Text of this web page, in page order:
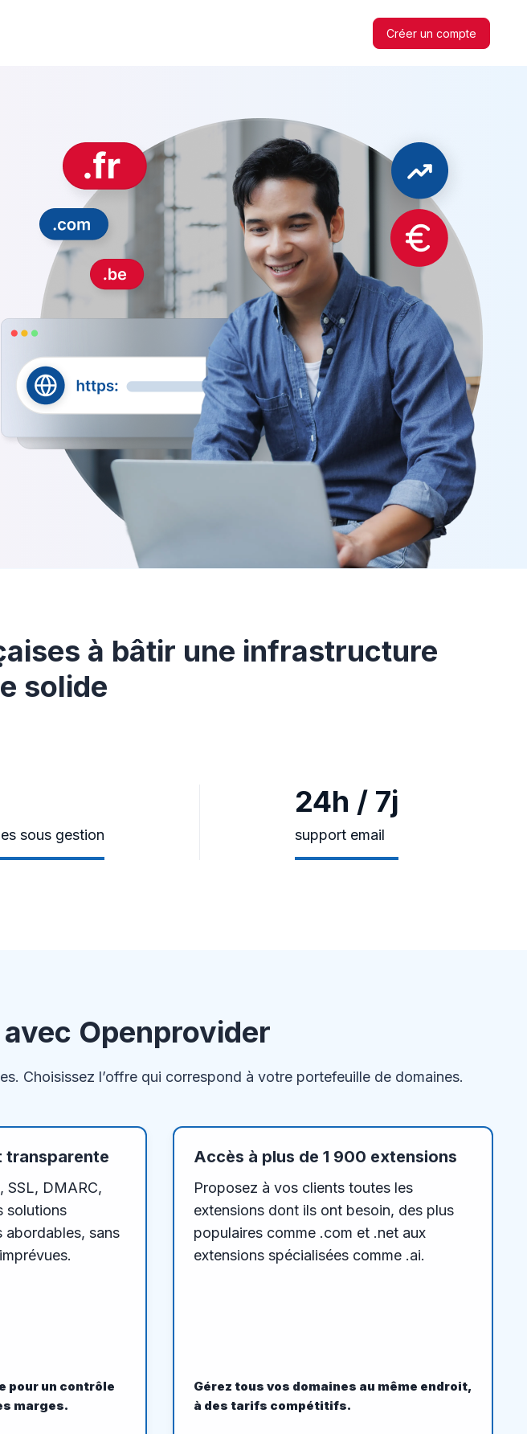
Créer un compte
à bâtir une infrastructure
solide
sous gestion
24h / 7j
support email
Openprovider
Choisissez l’offre qui correspond à votre portefeuille de domaines.
transparente
SSL, DMARC,
solutions
abordables, sans
pour un contrôle
marges.
Accès à plus de 1 900 extensions
Proposez à vos clients toutes les
extensions dont ils ont besoin, des plus
populaires comme .com et .net aux
extensions spécialisées comme .ai.
Gérez tous vos domaines au même endroit,
à des tarifs compétitifs.